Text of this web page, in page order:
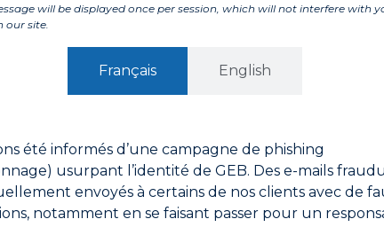
FROID GALVAGEB
will be displayed once per session, which will not interfere with
our site.
Français English
été informés d’une campagne de phishing
usurpant l’identité de GEB. Des e-mails
envoyés à certains de nos clients avec de
notamment en se faisant passer pour un